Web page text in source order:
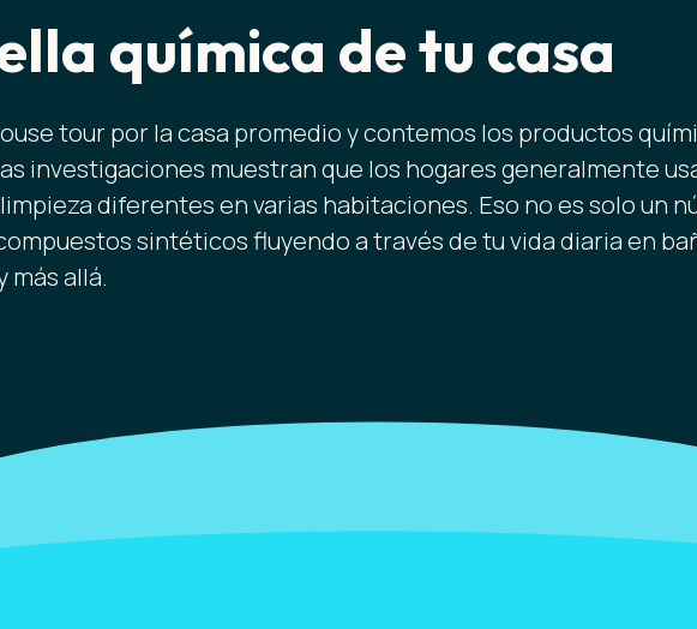
química de tu casa
tour por la casa promedio y contemos los productos
investigaciones muestran que los hogares generalmente
diferentes en varias habitaciones. Eso no es solo un
sintéticos fluyendo a través de tu vida diaria en
más allá.